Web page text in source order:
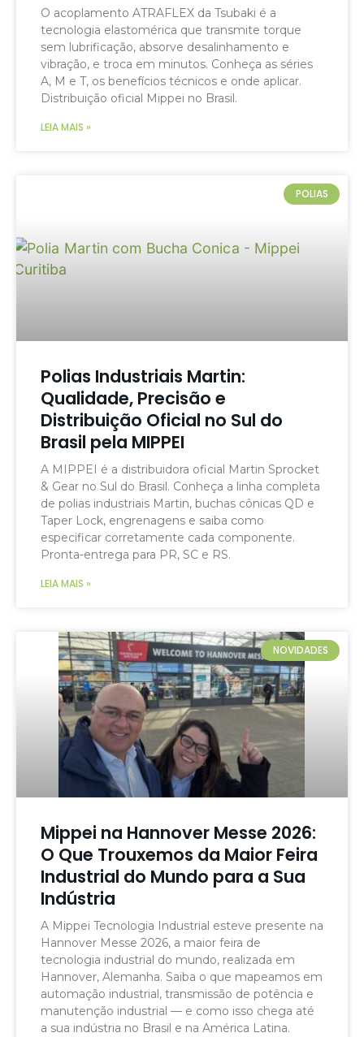
O acoplamento ATRAFLEX da Tsubaki é a
tecnologia elastomérica que transmite torque
sem lubrificação, absorve desalinhamento e
vibração, e troca em minutos. Conheça as séries
A, M e T, os benefícios técnicos e onde aplicar.
Distribuição oficial Mippei no Brasil.
LEIA MAIS »
POLIAS
Polias Industriais Martin:
Qualidade, Precisão e
Distribuição Oficial no Sul do
Brasil pela MIPPEI
A MIPPEI é a distribuidora oficial Martin Sprocket
& Gear no Sul do Brasil. Conheça a linha completa
de polias industriais Martin, buchas cônicas QD e
Taper Lock, engrenagens e saiba como
especificar corretamente cada componente.
Pronta-entrega para PR, SC e RS.
LEIA MAIS »
NOVIDADES
Mippei na Hannover Messe 2026:
O Que Trouxemos da Maior Feira
Industrial do Mundo para a Sua
Indústria
A Mippei Tecnologia Industrial esteve presente na
Hannover Messe 2026, a maior feira de
tecnologia industrial do mundo, realizada em
Hannover, Alemanha. Saiba o que mapeamos em
automação industrial, transmissão de potência e
manutenção industrial — e como isso chega até
a sua indústria no Brasil e na América Latina.